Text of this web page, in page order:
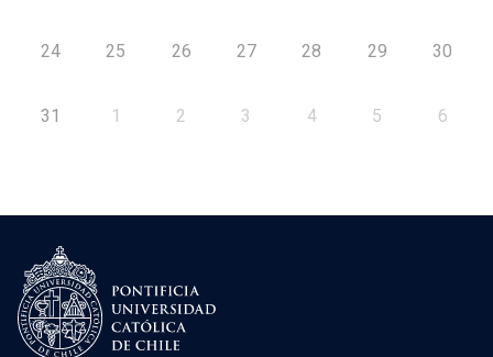
24 25 26 27 28 29 30
31 1 2 3 4 5 6